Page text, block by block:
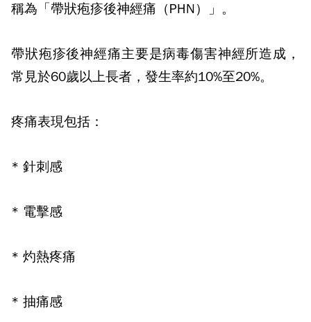
稱為「帶狀疱疹後神經痛（PHN）」。
帶狀疱疹後神經痛主要是病毒傷害神經所造成，
常見於60歲以上長者，發生率約10%至20%。
疼痛表現包括：
* 針刺感
* 電擊感
* 灼熱疼痛
* 抽痛感